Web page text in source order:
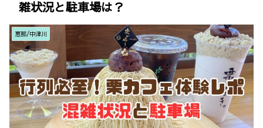
雑状況と駐車場は？
恵那/中津川